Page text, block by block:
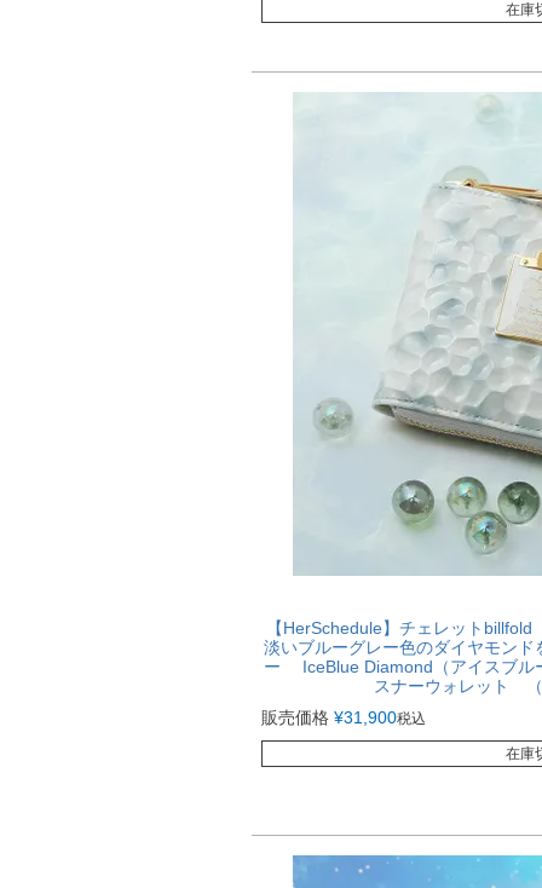
在庫
【HerSchedule】チェレット
淡いブルーグレー色のダイヤモン
ー IceBlue Diamond（アイスブル
スナーウォレット
販売価格 ¥31,900税込
在庫